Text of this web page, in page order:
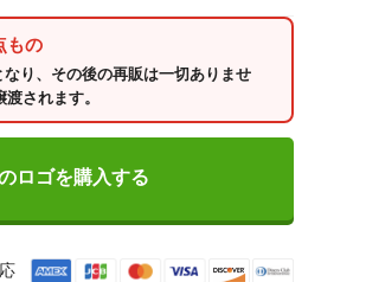
もの
り、その後の再販は一切ありませ
されます。
ロゴを購入する